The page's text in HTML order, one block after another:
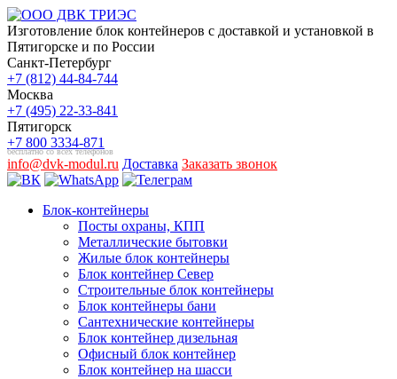
Изготовление блок контейнеров с доставкой и установкой в
Пятигорске и по России
Санкт-Петербург
+7 (812) 44-84-744
Москва
+7 (495) 22-33-841
Пятигорск
+7 800 3334-871
бесплатно со всех телефонов
info@dvk-modul.ru Доставка Заказать звонок
Блок-контейнеры
Посты охраны, КПП
Металлические бытовки
Жилые блок контейнеры
Блок контейнер Север
Строительные блок контейнеры
Блок контейнеры бани
Сантехнические контейнеры
Блок контейнер дизельная
Офисный блок контейнер
Блок контейнер на шасси